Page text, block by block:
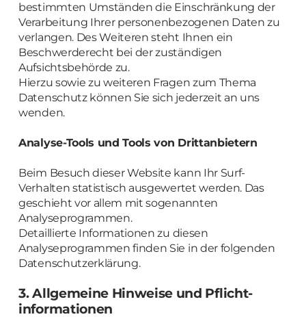
bestimmten Umständen die Einschränkung der
Verarbeitung Ihrer personenbezogenen Daten zu
verlangen. Des Weiteren steht Ihnen ein
Beschwerderecht bei der zuständigen
Aufsichtsbehörde zu.
Hierzu sowie zu weiteren Fragen zum Thema
Datenschutz können Sie sich jederzeit an uns
wenden.
Analyse-Tools und Tools von Dritt­anbietern
Beim Besuch dieser Website kann Ihr Surf-
Verhalten statistisch ausgewertet werden. Das
geschieht vor allem mit sogenannten
Analyseprogrammen.
Detaillierte Informationen zu diesen
Analyseprogrammen finden Sie in der folgenden
Datenschutzerklärung.
3. Allgemeine Hinweise und Pflicht­
informationen